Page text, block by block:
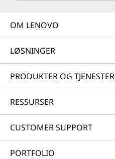
OM LENOVO
LØSNINGER
PRODUKTER OG TJENESTER
RESSURSER
CUSTOMER SUPPORT
PORTFOLIO